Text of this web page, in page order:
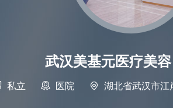
武汉美基元医疗美容
私立  医院  湖北省武汉市江